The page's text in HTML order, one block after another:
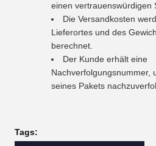
einen vertrauenswürdigen
Die Versandkosten
Lieferortes und des
berechnet.
Der Kunde erhält eine
Nachverfolgungsnummer,
seines Pakets
Tags: